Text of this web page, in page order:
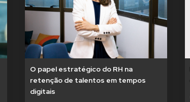
O papel estratégico do RH na
retenção de talentos em tempos
digitais